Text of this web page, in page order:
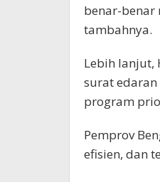
benar-benar
tambahnya.
Lebih lanjut,
surat
program
Pemprov
efisien, dan